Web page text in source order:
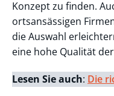
Konzept zu finden.
ortsansässigen
die Auswahl
eine hohe Qualität
Lesen Sie auch: Die